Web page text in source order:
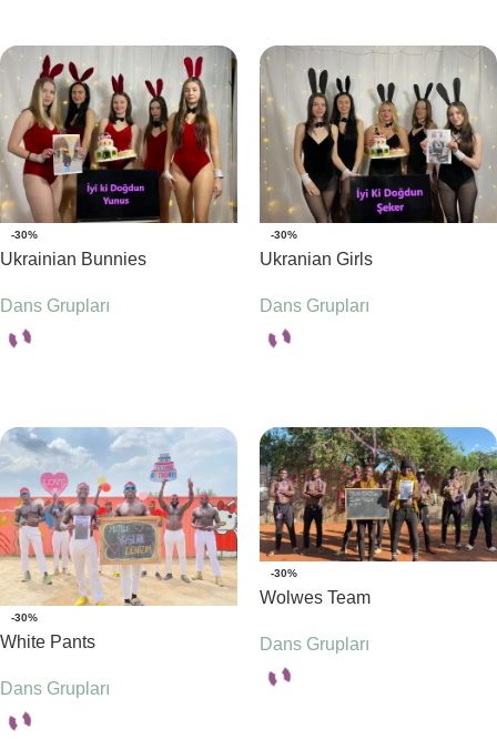
-30%
Ukrainian Bunnies
Dans Grupları
-30%
Ukranian Girls
Dans Grupları
-30%
White Pants
Dans Grupları
-30%
Wolwes Team
Dans Grupları